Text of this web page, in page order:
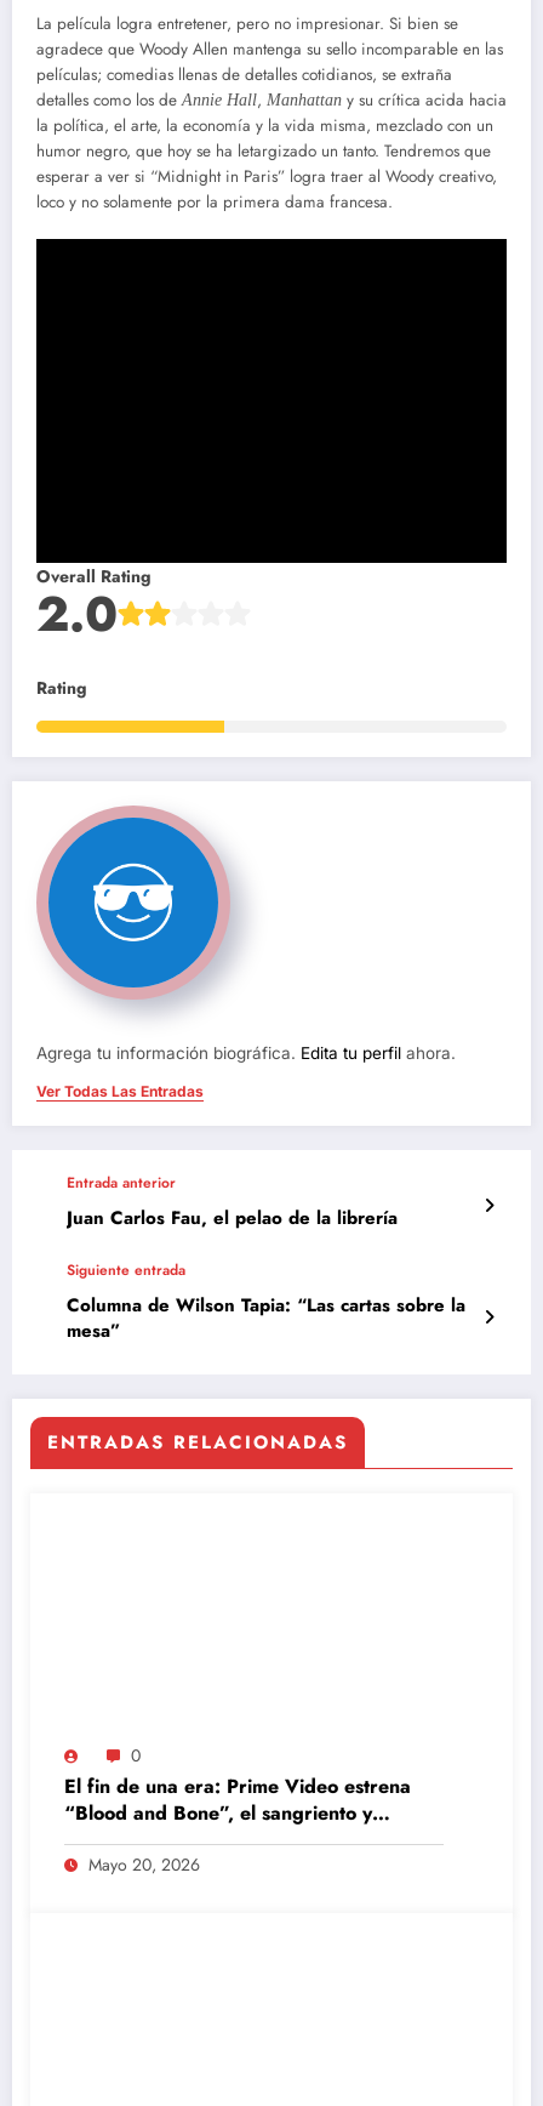
La película logra entretener, pero no impresionar. Si bien se
agradece que Woody Allen mantenga su sello incomparable en las
películas; comedias llenas de detalles cotidianos, se extraña
detalles como los deAnnie Hall, Manhattan y su crítica acida hacia
la política, el arte, la economía y la vida misma, mezclado con un
humor negro, que hoy se ha letargizado un tanto. Tendremos que
esperar a ver si “Midnight in Paris” logra traer al Woody creativo,
loco y no solamente por la primera dama francesa.
Overall Rating
2.0
Rating
Agrega tu información biográfica. Edita tu perfil ahora.
Ver Todas Las Entradas
Entrada anterior
Juan Carlos Fau, el pelao de la librería
Siguiente entrada
Columna de Wilson Tapia: “Las cartas sobre la
mesa”
ENTRADAS RELACIONADAS
0
El fin de una era: Prime Video estrena
“Blood and Bone”, el sangriento y
definitivo episodio final de The Boys
Mayo 20, 2026